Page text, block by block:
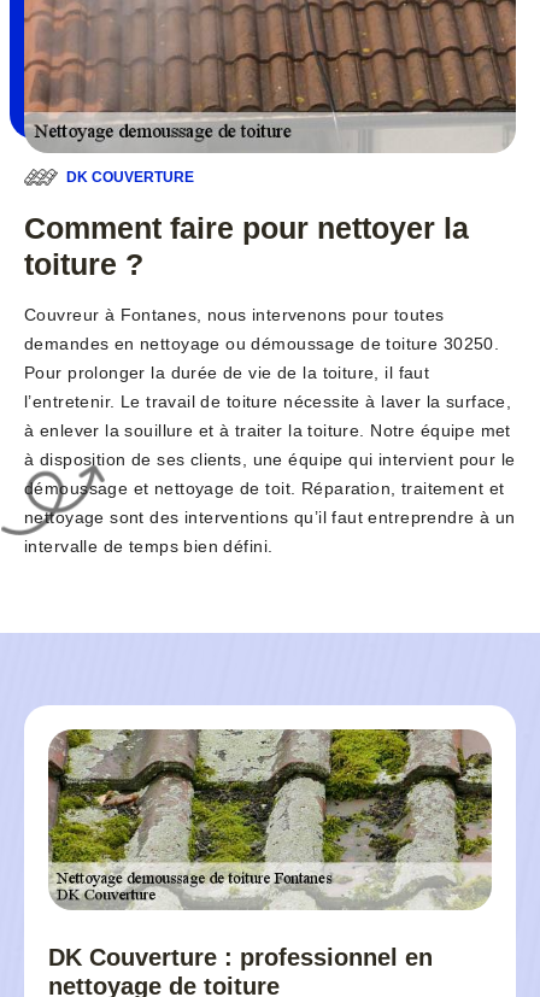
DK COUVERTURE
Comment faire pour nettoyer la
toiture ?
Couvreur à Fontanes, nous intervenons pour toutes
demandes en nettoyage ou démoussage de toiture 30250.
Pour prolonger la durée de vie de la toiture, il faut
l’entretenir. Le travail de toiture nécessite à laver la surface,
à enlever la souillure et à traiter la toiture. Notre équipe met
à disposition de ses clients, une équipe qui intervient pour le
démoussage et nettoyage de toit. Réparation, traitement et
nettoyage sont des interventions qu’il faut entreprendre à un
intervalle de temps bien défini.
DK Couverture : professionnel en
nettoyage de toiture